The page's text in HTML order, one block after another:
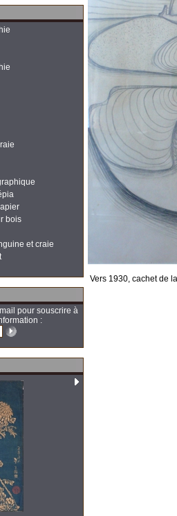
bois
et craie
pour souscrire à
:
Vers 1930, cachet de